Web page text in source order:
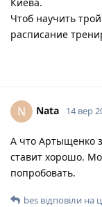
Чтоб научить
расписание
N Nata 14 вер
А что Артыщенко
ставит хорошо.
попробовать.
bes відповіли на